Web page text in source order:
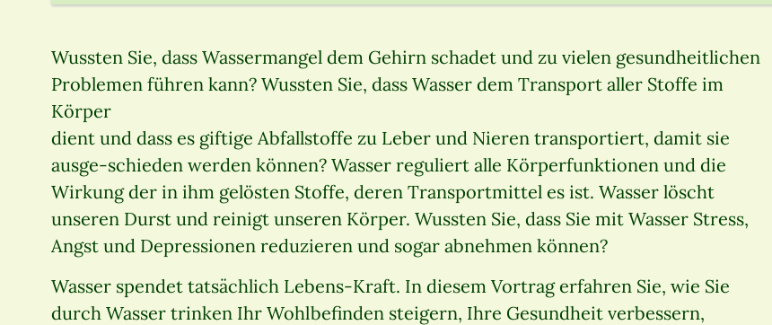
Wussten Sie, dass Wassermangel dem Gehirn schadet und zu vielen gesundheitlichen
Problemen führen kann? Wussten Sie, dass Wasser dem Transport aller Stoffe im
Körper
dient und dass es giftige Abfallstoffe zu Leber und Nieren transportiert, damit sie
ausge-schieden werden können? Wasser reguliert alle Körperfunktionen und die
Wirkung der in ihm gelösten Stoffe, deren Transportmittel es ist. Wasser löscht
unseren Durst und reinigt unseren Körper. Wussten Sie, dass Sie mit Wasser Stress,
Angst und Depressionen reduzieren und sogar abnehmen können?
Wasser spendet tatsächlich Lebens-Kraft. In diesem Vortrag erfahren Sie, wie Sie
durch Wasser trinken Ihr Wohlbefinden steigern, Ihre Gesundheit verbessern,